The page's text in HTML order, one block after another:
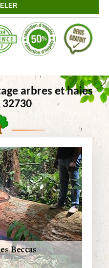
arbres et haies
32730